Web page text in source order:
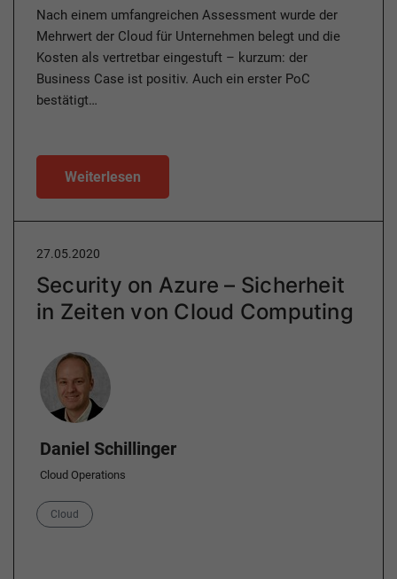
Nach einem umfangreichen Assessment wurde der
Mehrwert der Cloud für Unternehmen belegt und die
Kosten als vertretbar eingestuft – kurzum: der
Business Case ist positiv. Auch ein erster PoC
bestätigt…
Weiterlesen
27.05.2020
Security on Azure – Sicherheit
in Zeiten von Cloud Computing
Author
Daniel Schillinger
Cloud Operations
Category
Cloud